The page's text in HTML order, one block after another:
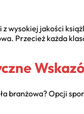
wysokiej jakości
. Przecież każda
branżowa? Opcji